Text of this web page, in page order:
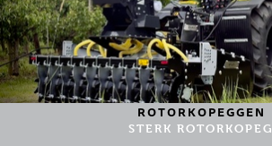
ROTORKOPEGGEN
STERK ROTORKOPEG